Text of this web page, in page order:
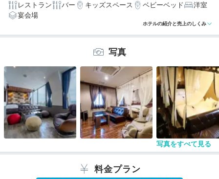
編集部おすすめの３つのポイント
カラオケ、卓球、ダーツ、ゲームコーナーなど遊ぶ施設
が充実！
和or洋選べる朝食。どちらも手作りピザ体験とミニビュ
ッフェ付
レストラン
バー キッズスペース ベビーベッド
洋室
宴会場
ホテルの紹介と売上のしくみ
写真
写真をすべて見る
料金プラン